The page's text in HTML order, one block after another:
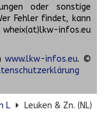
oder sonstige
Fehler findet, kann
infos.eu
www.lkw-infos.eu. ©
L Leuken & Zn. (NL)